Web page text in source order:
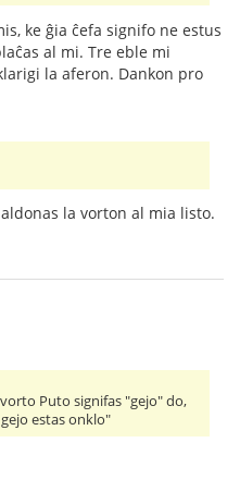
ke ĝia ĉefa signifo ne estus
al mi. Tre eble mi
la aferon. Dankon pro
la vorton al mia listo.
Puto signifas "gejo" do,
estas onklo"